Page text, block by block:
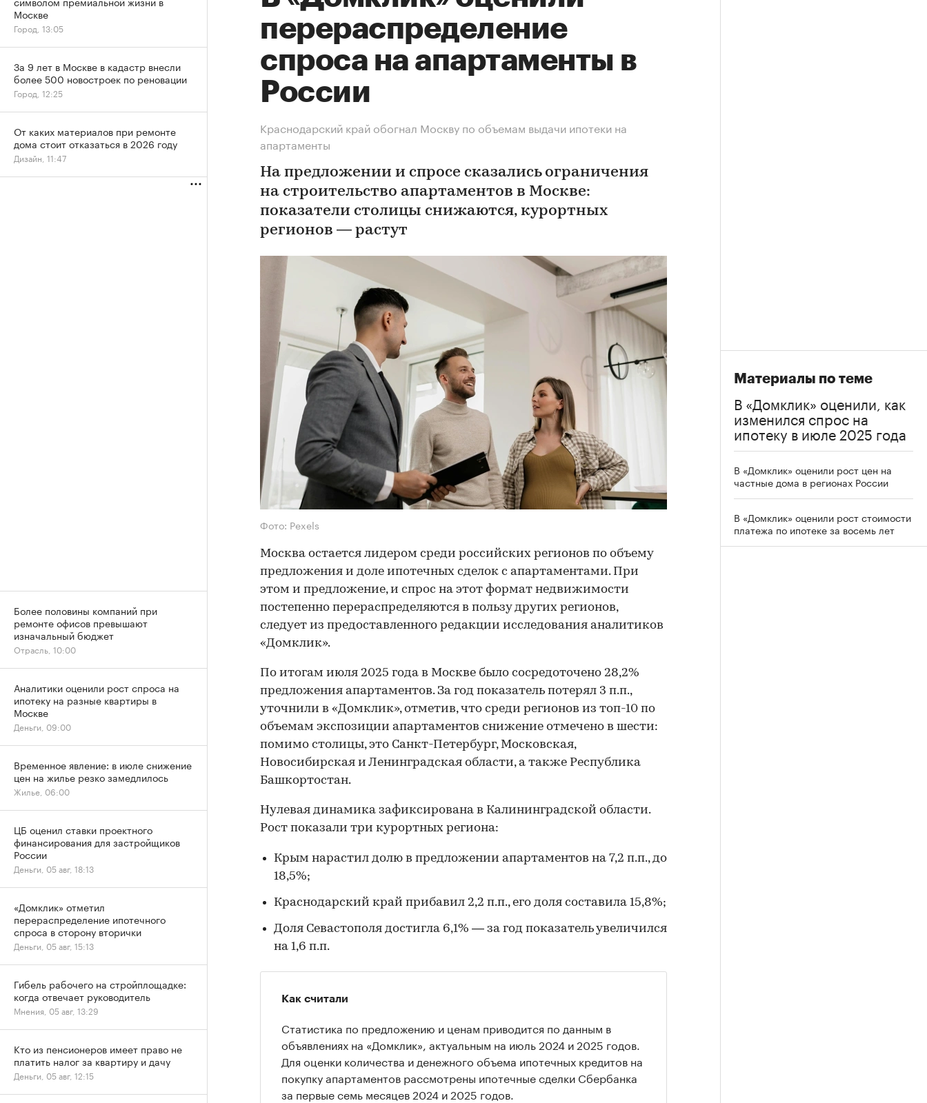
перераспределение
спроса на апартаменты в
России
Краснодарский край обогнал Москву по объемам выдачи ипотеки на
апартаменты
На предложении и спросе сказались ограничения
на строительство апартаментов в Москве:
показатели столицы снижаются, курортных
регионов — растут
Фото: Pexels
Москва остается лидером среди российских регионов по объему
предложения и доле ипотечных сделок с апартаментами. При
этом и предложение, и спрос на этот формат недвижимости
постепенно перераспределяются в пользу других регионов,
следует из предоставленного редакции исследования аналитиков
«Домклик».
По итогам июля 2025 года в Москве было сосредоточено 28,2%
предложения апартаментов. За год показатель потерял 3 п.п.,
уточнили в «Домклик», отметив, что среди регионов из топ-10 по
объемам экспозиции апартаментов снижение отмечено в шести:
помимо столицы, это Санкт-Петербург, Московская,
Новосибирская и Ленинградская области, а также Республика
Башкортостан.
Нулевая динамика зафиксирована в Калининградской области.
Рост показали три курортных региона:
00:00 / 00:00
Крым нарастил долю в предложении апартаментов на 7,2 п.п., до
18,5%;
Краснодарский край прибавил 2,2 п.п., его доля составила 15,8%;
Доля Севастополя достигла 6,1% — за год показатель увеличился
на 1,6 п.п.
Как считали
Статистика по предложению и ценам приводится по данным в
объявлениях на «Домклик», актуальным на июль 2024 и 2025 годов.
Для оценки количества и денежного объема ипотечных кредитов на
покупку апартаментов рассмотрены ипотечные сделки Сбербанка
за первые семь месяцев 2024 и 2025 годов.
Материалы по теме
В «Домклик» оценили, как
изменился спрос на
ипотеку в июле 2025 года
В «Домклик» оценили рост цен на
частные дома в регионах России
В «Домклик» оценили рост стоимости
платежа по ипотеке за восемь лет
Москве
Город, 13:05
За 9 лет в Москве в кадастр внесли
более 500 новостроек по реновации
Город, 12:25
От каких материалов при ремонте
дома стоит отказаться в 2026 году
Дизайн, 11:47
Более половины компаний при
ремонте офисов превышают
изначальный бюджет
Отрасль, 10:00
Аналитики оценили рост спроса на
ипотеку на разные квартиры в
Москве
Деньги, 09:00
Временное явление: в июле снижение
цен на жилье резко замедлилось
Жилье, 06:00
ЦБ оценил ставки проектного
финансирования для застройщиков
России
Деньги, 05 авг, 18:13
«Домклик» отметил
перераспределение ипотечного
спроса в сторону вторички
Деньги, 05 авг, 15:13
Гибель рабочего на стройплощадке:
когда отвечает руководитель
Мнения, 05 авг, 13:29
Кто из пенсионеров имеет право не
платить налог за квартиру и дачу
Деньги, 05 авг, 12:15